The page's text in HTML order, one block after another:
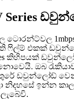
Series
ටොරන්ට්වල
ෆිල්ම් එකක්
කිහිපයක්
ඔබ
ඩවුන්ලෝඩ්
නිදහසේ ඉන්න